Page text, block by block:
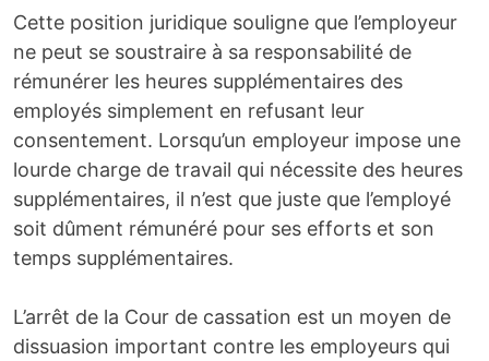
Cette position juridique souligne que l’employeur
ne peut se soustraire à sa responsabilité de
rémunérer les heures supplémentaires des
employés simplement en refusant leur
consentement. Lorsqu’un employeur impose une
lourde charge de travail qui nécessite des heures
supplémentaires, il n’est que juste que l’employé
soit dûment rémunéré pour ses efforts et son
temps supplémentaires.
L’arrêt de la Cour de cassation est un moyen de
dissuasion important contre les employeurs qui